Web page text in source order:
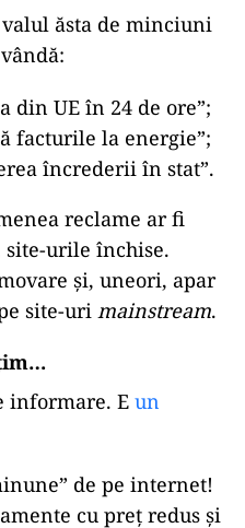
ăsta de minciuni
din UE în 24 de ore”;
facturile la energie”;
încrederii în stat”.
reclame ar fi
site-urile închise.
și, uneori, apar
site-uri mainstream.
informare. E un
de pe internet!
cu preț redus și